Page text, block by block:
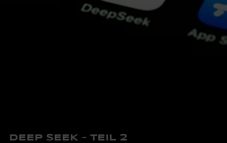
DEEP SEEK – TEIL 2